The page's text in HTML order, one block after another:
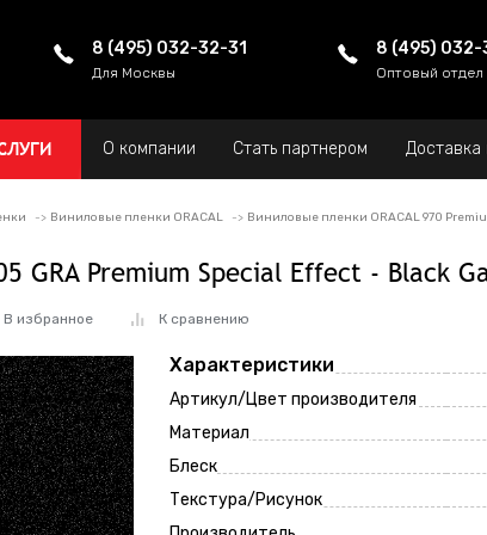
8 (495) 032-32-31
Для Москвы
8 (495)
Оптовый отдел
О компании Стать партнером Доставка
Виниловые пленки ORACAL Виниловые пленки ORACAL 970
GRA Premium Special Effect - Black
В избранное К сравнению
Характеристики
Артикул/Цвет производителя
Материал
Блеск
Текстура/Рисунок